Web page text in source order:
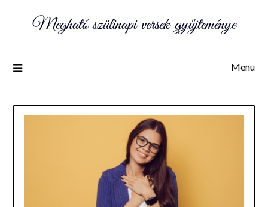
Megható szülinapi versek gyűjteménye
Menu